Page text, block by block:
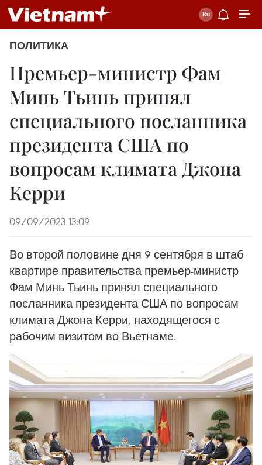
ПОЛИТИКА
Премьер-министр Фам
Минь Тьинь принял
специального посланника
президента США по
вопросам климата Джона
Керри
09/09/2023 13:09
Во второй половине дня 9 сентября в штаб-
квартире правительства премьер-министр
Фам Минь Тьинь принял специального
посланника президента США по вопросам
климата Джона Керри, находящегося с
рабочим визитом во Вьетнаме.